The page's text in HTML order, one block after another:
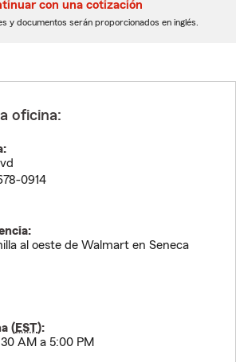
con una cotización
y documentos serán proporcionados en inglés.
oficina:
0914
al oeste de Walmart en Seneca
(EST):
AM a 5:00 PM